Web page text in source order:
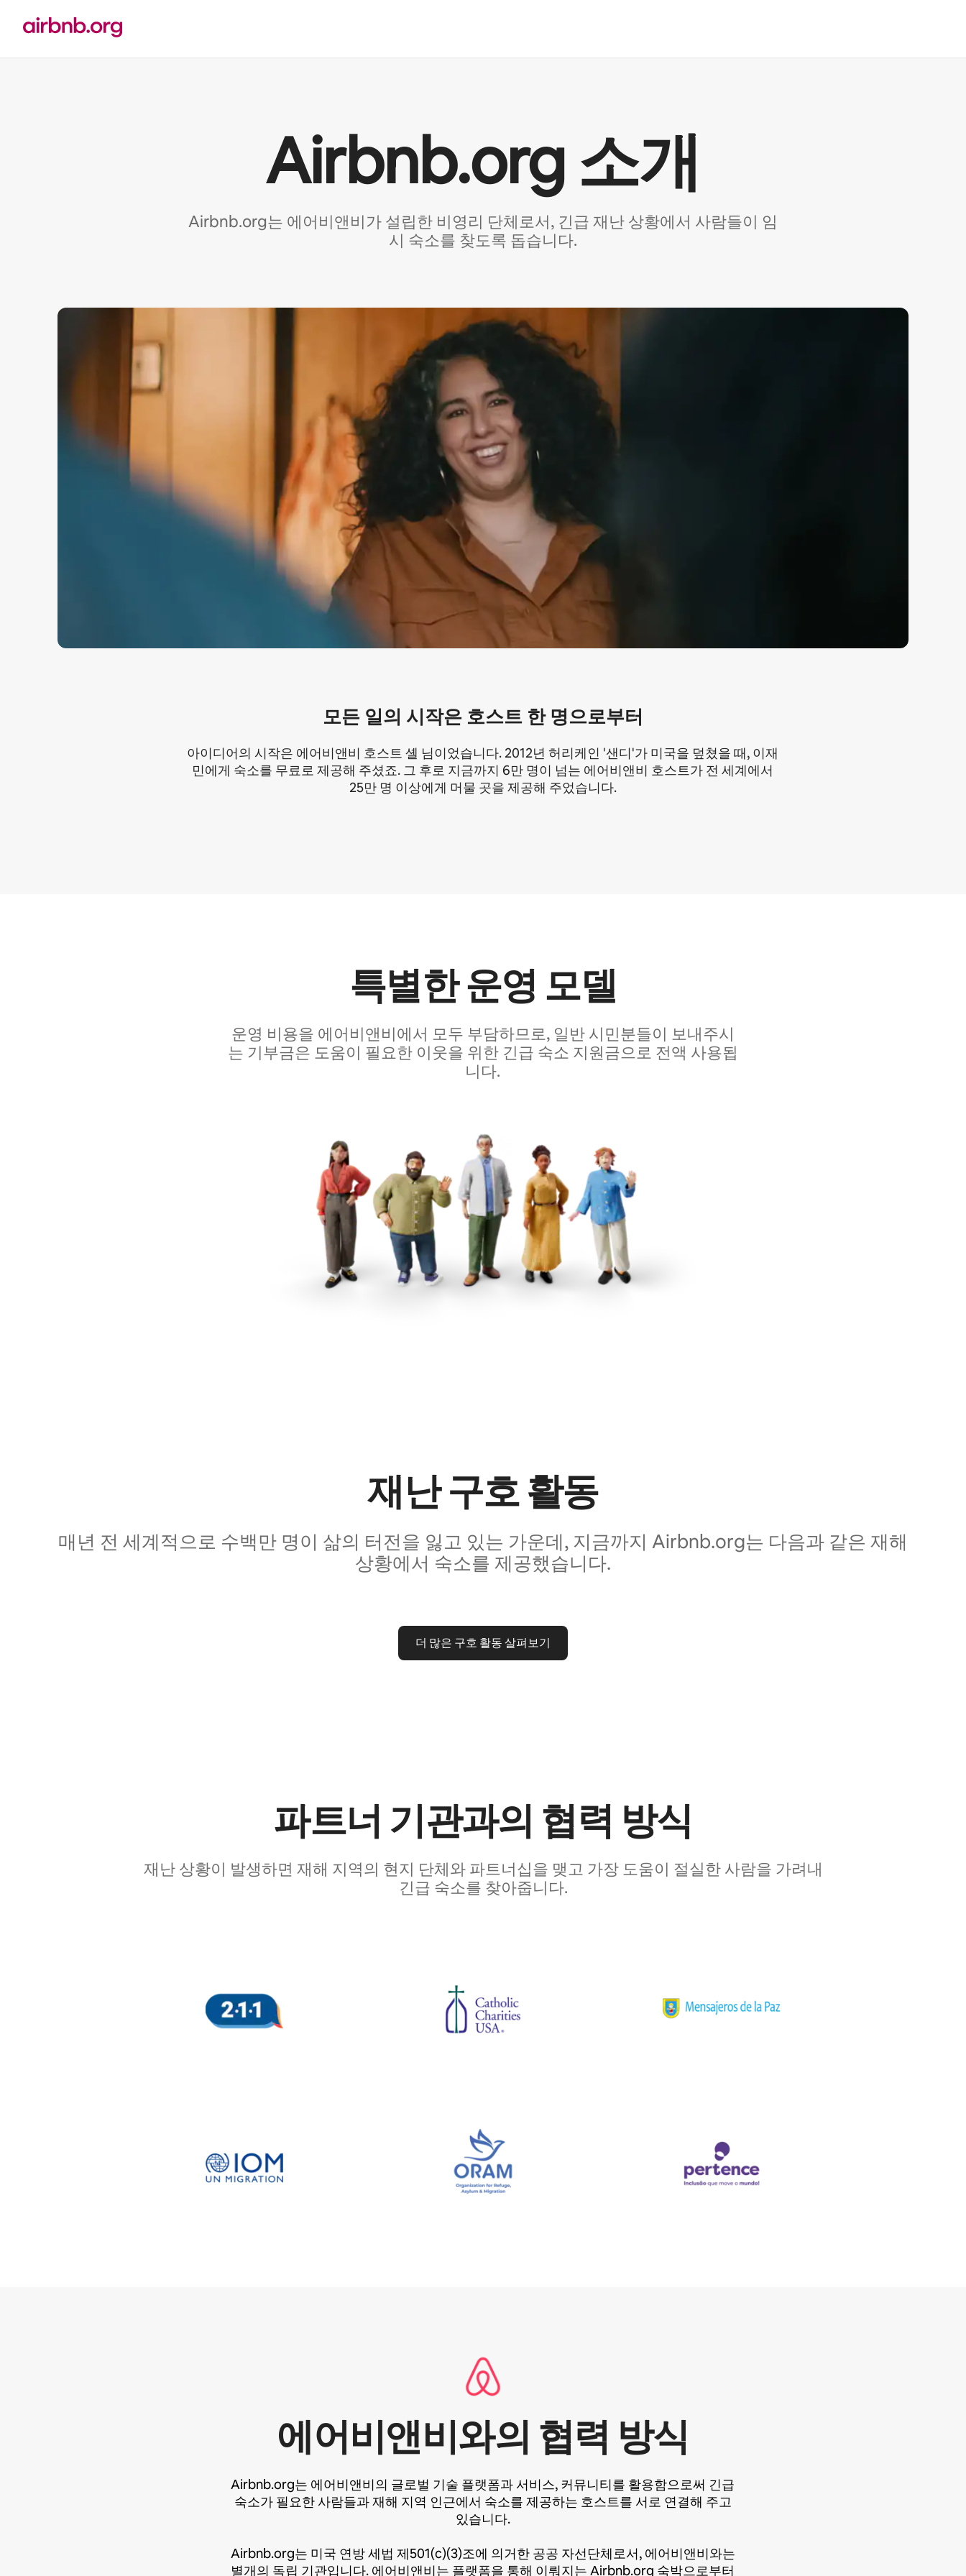
바로가기
Airbnb.org 소개
Airbnb.org는 에어비앤비가 설립한 비영리 단체로서, 긴급 재난 상황에서 사람들이 임
시 숙소를 찾도록 돕습니다.
모든 일의 시작은 호스트 한 명으로부터
아이디어의 시작은 에어비앤비 호스트 셸 님이었습니다. 2012년 허리케인 '샌디'가 미국을 덮쳤을 때, 이재
민에게 숙소를 무료로 제공해 주셨죠. 그 후로 지금까지 6만 명이 넘는 에어비앤비 호스트가 전 세계에서
25만 명 이상에게 머물 곳을 제공해 주었습니다.
특별한 운영 모델
운영 비용을 에어비앤비에서 모두 부담하므로, 일반 시민분들이 보내주시
는 기부금은 도움이 필요한 이웃을 위한 긴급 숙소 지원금으로 전액 사용됩
니다.
재난 구호 활동
매년 전 세계적으로 수백만 명이 삶의 터전을 잃고 있는 가운데, 지금까지 Airbnb.org는 다음과 같은 재해
상황에서 숙소를 제공했습니다.
더 많은 구호 활동 살펴보기
파트너 기관과의 협력 방식
재난 상황이 발생하면 재해 지역의 현지 단체와 파트너십을 맺고 가장 도움이 절실한 사람을 가려내
긴급 숙소를 찾아줍니다.
에어비앤비와의 협력 방식
Airbnb.org는 에어비앤비의 글로벌 기술 플랫폼과 서비스, 커뮤니티를 활용함으로써 긴급
숙소가 필요한 사람들과 재해 지역 인근에서 숙소를 제공하는 호스트를 서로 연결해 주고
있습니다.
Airbnb.org는 미국 연방 세법 제501(c)(3)조에 의거한 공공 자선단체로서, 에어비앤비와는
별개의 독립 기관입니다. 에어비앤비는 플랫폼을 통해 이뤄지는 Airbnb.org 숙박으로부터